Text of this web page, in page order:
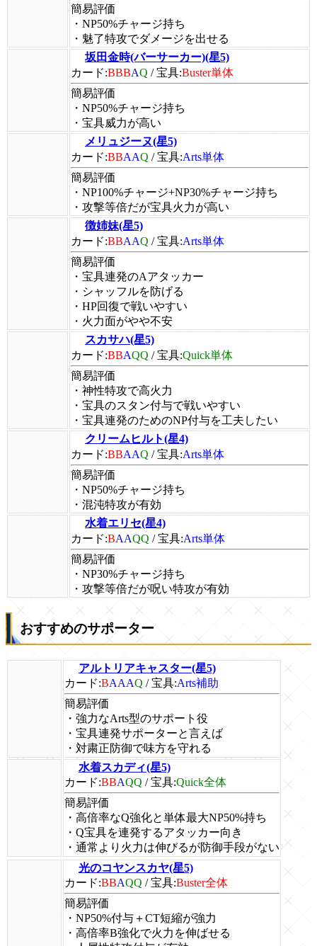
簡易評価
・NP50%チャージ持ち
・魅了特攻でダメージを出せる
坂田金時(バーサーカー)(星5)
カード:BBBAQ /宝具:Buster単体
簡易評価
・NP50%チャージ持ち
・宝具威力が高い
メリュジーヌ(星5)
カード:BBAAQ /宝具:Arts単体
簡易評価
・NP100%チャージ+NP30%チャージ持ち
・攻撃等倍だが宝具火力が高い
徴姉妹(星5)
カード:BBAAQ /宝具:Arts単体
簡易評価
・宝具連発のAアタッカー
・シャッフルを防げる
・HP回復で戦いやすい
・火力面がやや不安
スカサハ(星5)
カード:BBAQQ /宝具:Quick単体
簡易評価
・神性特攻で高火力
・宝具のスタン付与で戦いやすい
・宝具連発のためのNP付与を工夫したい
クリームヒルト(星4)
カード:BBAAQ /宝具:Arts単体
簡易評価
・NP50%チャージ持ち
・混沌特攻が有効
水着エリセ(星4)
カード:BAAQQ /宝具:Arts単体
簡易評価
・NP30%チャージ持ち
・攻撃等倍だが呪い特攻が有効
おすすめのサポーター
アルトリアキャスター(星5)
カード:BAAAQ /宝具:Arts補助
簡易評価
・強力なArts型のサポート役
・宝具連発サポーターと言えば
・対粛正防御で味方を守れる
水着スカディ(星5)
カード:BBAQQ /宝具:Quick全体
簡易評価
・高倍率なQ強化と単体最大NP50%持ち
・Q宝具を連発するアタッカー向き
・通常より火力は伸びるが防御手段がない
光のコヤンスカヤ(星5)
カード:BBAQQ /宝具:Buster全体
簡易評価
・NP50%付与＋CT短縮が強力
・高倍率B強化で火力を伸ばせる